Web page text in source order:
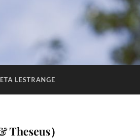
LESTRANGE
）